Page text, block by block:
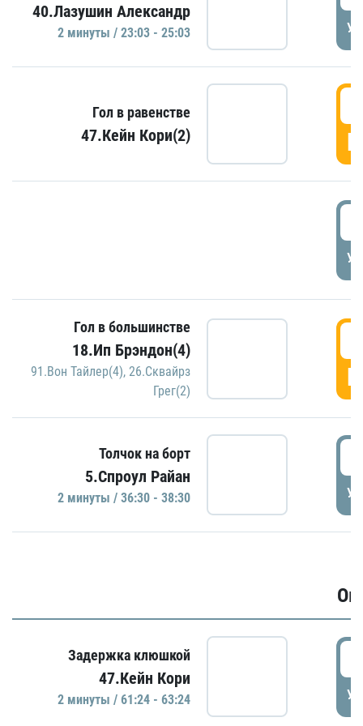
40.Лазушин Александр
2 минуты / 23:03 - 25:03
Гол в равенстве
47.Кейн Кори(2)
Гол в большинстве
18.Ип Брэндон(4)
91.Вон Тайлер(4), 26.Сквайрз
Грег(2)
Толчок на борт
5.Спроул Райан
2 минуты / 36:30 - 38:30
Задержка клюшкой
47.Кейн Кори
2 минуты / 61:24 - 63:24